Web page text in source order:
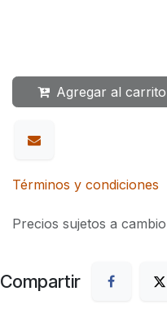
Agregar al carrito
Términos y condiciones
Precios sujetos a
Compartir